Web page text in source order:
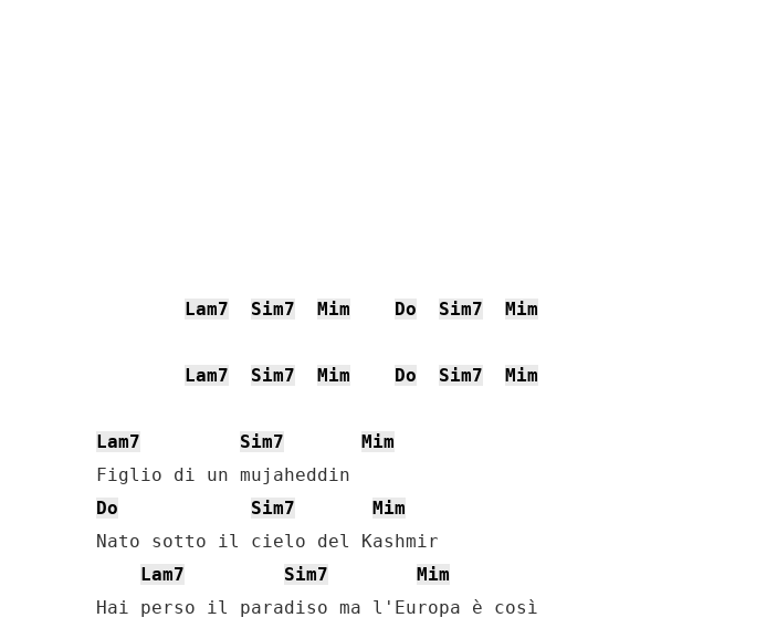
Lam7 Sim7 Mim Do Sim7 Mim
Lam7 Sim7 Mim Do Sim7 Mim
Lam7 Sim7
Mim
Do
Sim7
Mim
Nato sotto il cielo del Kashmir
Lam7
Sim7
Mim
Hai perso il paradiso ma l'Europa è così